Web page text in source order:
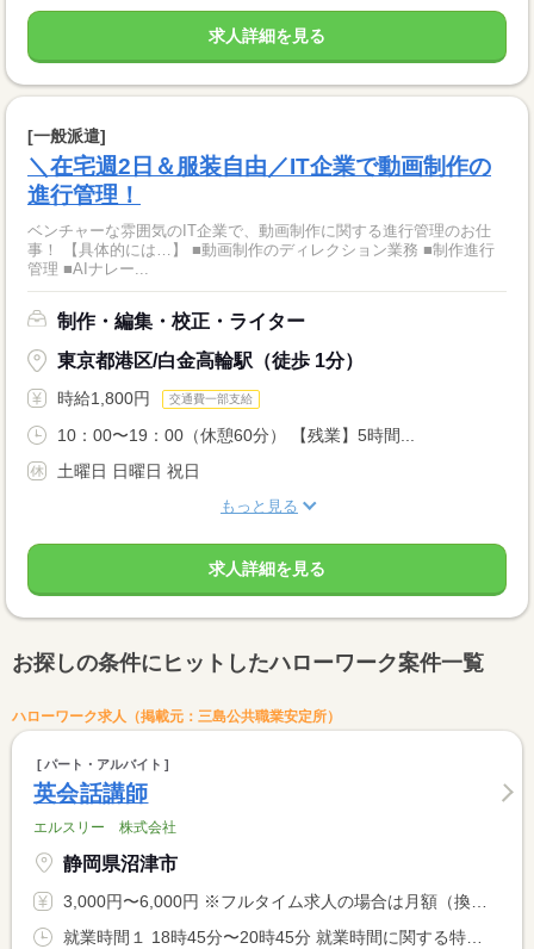
求人詳細を見る
[一般派遣]
＼在宅週2日＆服装自由／IT企業で動画制作の
進行管理！
ベンチャーな雰囲気のIT企業で、動画制作に関する進行管理のお仕
事！ 【具体的には…】 ■動画制作のディレクション業務 ■制作進行
管理 ■AIナレー...
制作・編集・校正・ライター
東京都港区/白金高輪駅（徒歩 1分）
時給1,800円 交通費一部支給
10：00〜19：00（休憩60分） 【残業】5時間...
土曜日 日曜日 祝日
もっと見る
求人詳細を見る
お探しの条件にヒットしたハローワーク案件一覧
ハローワーク求人（掲載元：三島公共職業安定所）
パート・アルバイト
英会話講師
エルスリー 株式会社
静岡県沼津市
3,000円〜6,000円 ※フルタイム求人の場合は月額（換算額）、パート求人の場合は時間額を表示しています。